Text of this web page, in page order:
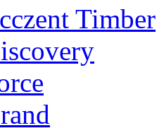
Timber